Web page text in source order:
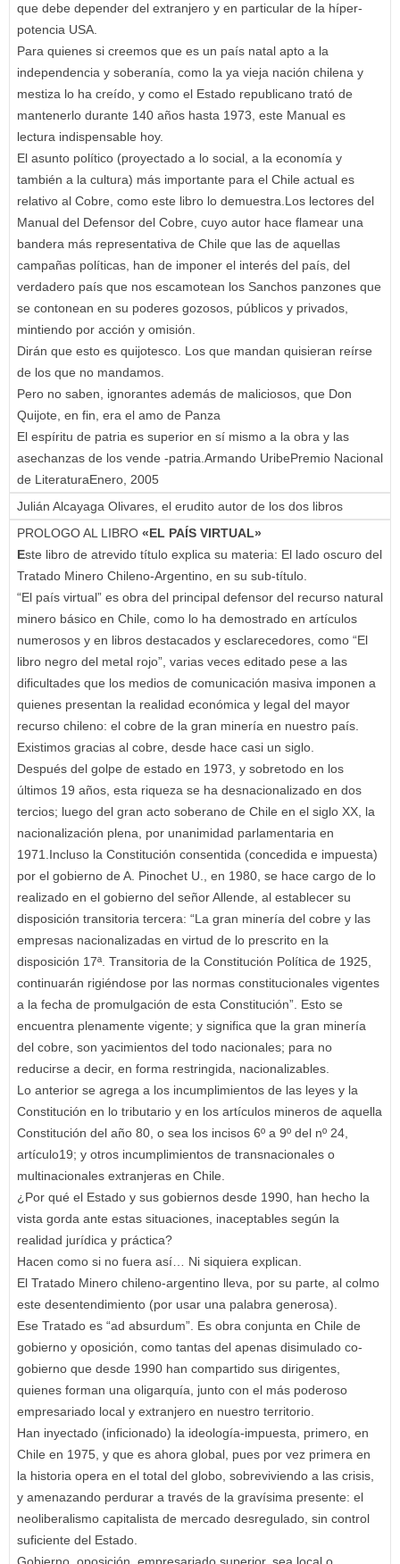
que debe depender del extranjero y en particular de la híper-
potencia USA.
Para quienes si creemos que es un país natal apto a la
independencia y soberanía, como la ya vieja nación chilena y
mestiza lo ha creído, y como el Estado republicano trató de
mantenerlo durante 140 años hasta 1973, este Manual es
lectura indispensable hoy.
El asunto político (proyectado a lo social, a la economía y
también a la cultura) más importante para el Chile actual es
relativo al Cobre, como este libro lo demuestra.Los lectores del
Manual del Defensor del Cobre, cuyo autor hace flamear una
bandera más representativa de Chile que las de aquellas
campañas políticas, han de imponer el interés del país, del
verdadero país que nos escamotean los Sanchos panzones que
se contonean en su poderes gozosos, públicos y privados,
mintiendo por acción y omisión.
Dirán que esto es quijotesco. Los que mandan quisieran reírse
de los que no mandamos.
Pero no saben, ignorantes además de maliciosos, que Don
Quijote, en fin, era el amo de Panza
El espíritu de patria es superior en sí mismo a la obra y las
asechanzas de los vende -patria.Armando UribePremio Nacional
de LiteraturaEnero, 2005
Julián Alcayaga Olivares, el erudito autor de los dos libros
PROLOGO AL LIBRO «EL PAÍS VIRTUAL»
Este libro de atrevido título explica su materia: El lado oscuro del
Tratado Minero Chileno-Argentino, en su sub-título.
“El país virtual” es obra del principal defensor del recurso natural
minero básico en Chile, como lo ha demostrado en artículos
numerosos y en libros destacados y esclarecedores, como “El
libro negro del metal rojo”, varias veces editado pese a las
dificultades que los medios de comunicación masiva imponen a
quienes presentan la realidad económica y legal del mayor
recurso chileno: el cobre de la gran minería en nuestro país.
Existimos gracias al cobre, desde hace casi un siglo.
Después del golpe de estado en 1973, y sobretodo en los
últimos 19 años, esta riqueza se ha desnacionalizado en dos
tercios; luego del gran acto soberano de Chile en el siglo XX, la
nacionalización plena, por unanimidad parlamentaria en
1971.Incluso la Constitución consentida (concedida e impuesta)
por el gobierno de A. Pinochet U., en 1980, se hace cargo de lo
realizado en el gobierno del señor Allende, al establecer su
disposición transitoria tercera: “La gran minería del cobre y las
empresas nacionalizadas en virtud de lo prescrito en la
disposición 17ª. Transitoria de la Constitución Política de 1925,
continuarán rigiéndose por las normas constitucionales vigentes
a la fecha de promulgación de esta Constitución”. Esto se
encuentra plenamente vigente; y significa que la gran minería
del cobre, son yacimientos del todo nacionales; para no
reducirse a decir, en forma restringida, nacionalizables.
Lo anterior se agrega a los incumplimientos de las leyes y la
Constitución en lo tributario y en los artículos mineros de aquella
Constitución del año 80, o sea los incisos 6º a 9º del nº 24,
artículo19; y otros incumplimientos de transnacionales o
multinacionales extranjeras en Chile.
¿Por qué el Estado y sus gobiernos desde 1990, han hecho la
vista gorda ante estas situaciones, inaceptables según la
realidad jurídica y práctica?
Hacen como si no fuera así… Ni siquiera explican.
El Tratado Minero chileno-argentino lleva, por su parte, al colmo
este desentendimiento (por usar una palabra generosa).
Ese Tratado es “ad absurdum”. Es obra conjunta en Chile de
gobierno y oposición, como tantas del apenas disimulado co-
gobierno que desde 1990 han compartido sus dirigentes,
quienes forman una oligarquía, junto con el más poderoso
empresariado local y extranjero en nuestro territorio.
Han inyectado (inficionado) la ideología-impuesta, primero, en
Chile en 1975, y que es ahora global, pues por vez primera en
la historia opera en el total del globo, sobreviviendo a las crisis,
y amenazando perdurar a través de la gravísima presente: el
neoliberalismo capitalista de mercado desregulado, sin control
suficiente del Estado.